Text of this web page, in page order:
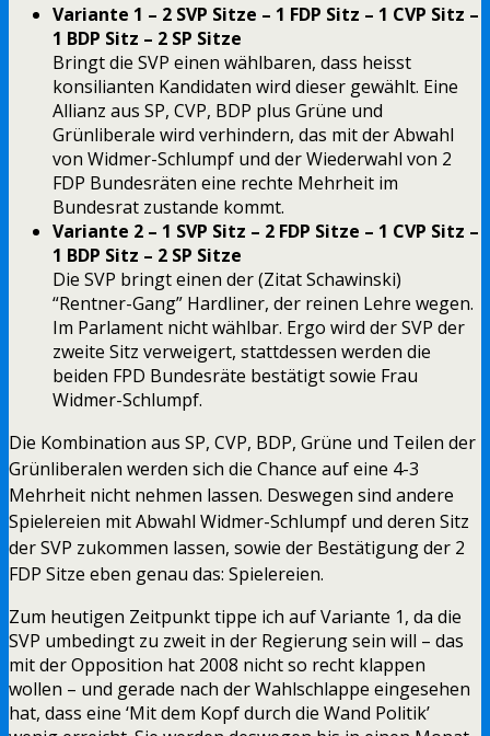
Variante 1 – 2 SVP Sitze – 1 FDP Sitz – 1 CVP Sitz –
1 BDP Sitz – 2 SP Sitze
Bringt die SVP einen wählbaren, dass heisst
konsilianten Kandidaten wird dieser gewählt. Eine
Allianz aus SP, CVP, BDP plus Grüne und
Grünliberale wird verhindern, das mit der Abwahl
von Widmer-Schlumpf und der Wiederwahl von 2
FDP Bundesräten eine rechte Mehrheit im
Bundesrat zustande kommt.
Variante 2 – 1 SVP Sitz – 2 FDP Sitze – 1 CVP Sitz –
1 BDP Sitz – 2 SP Sitze
Die SVP bringt einen der (Zitat Schawinski)
“Rentner-Gang” Hardliner, der reinen Lehre wegen.
Im Parlament nicht wählbar. Ergo wird der SVP der
zweite Sitz verweigert, stattdessen werden die
beiden FPD Bundesräte bestätigt sowie Frau
Widmer-Schlumpf.
Die Kombination aus SP, CVP, BDP, Grüne und Teilen der
Grünliberalen werden sich die Chance auf eine 4-3
Mehrheit nicht nehmen lassen. Deswegen sind andere
Spielereien mit Abwahl Widmer-Schlumpf und deren Sitz
der SVP zukommen lassen, sowie der Bestätigung der 2
FDP Sitze eben genau das: Spielereien.
Zum heutigen Zeitpunkt tippe ich auf Variante 1, da die
SVP umbedingt zu zweit in der Regierung sein will – das
mit der Opposition hat 2008 nicht so recht klappen
wollen – und gerade nach der Wahlschlappe eingesehen
hat, dass eine ‘Mit dem Kopf durch die Wand Politik’